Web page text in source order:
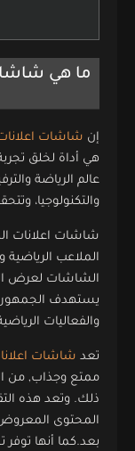
ما هي
إن شاشات
هي أداة لخلق
عالم الرياضة
والتكنولوجيا،
شاشات اعلانات
الملاعب
الشاشات لعرض
يستهدف الجمهور
والفعاليات
تعد شاشات
ممتع وجذاب, من
ذلك. وتعد هذه
المحتوى
بعد.كما أنها